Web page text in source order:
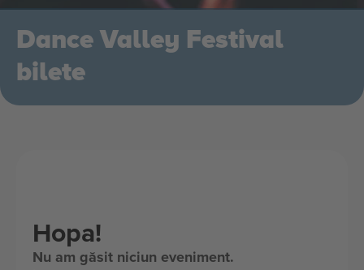
Dance Valley Festival
bilete
Hopa!
Nu am găsit niciun eveniment.